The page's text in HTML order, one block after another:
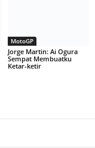
MotoGP
Jorge Martin: Ai Ogura
Sempat Membuatku
Ketar-ketir